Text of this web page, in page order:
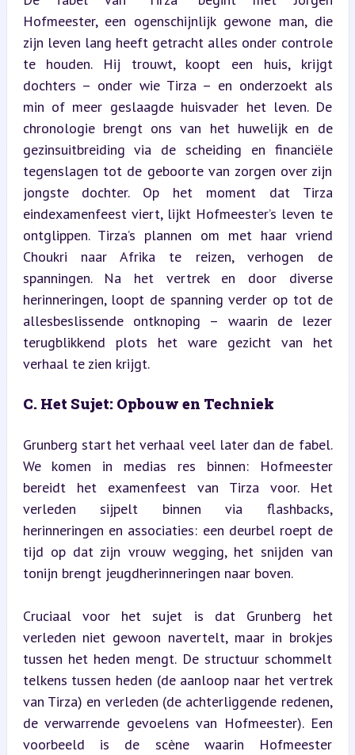
Hofmeester, een ogenschijnlijk gewone man, die
zijn leven lang heeft getracht alles onder controle
te houden. Hij trouwt, koopt een huis, krijgt
dochters – onder wie Tirza – en onderzoekt als
min of meer geslaagde huisvader het leven. De
chronologie brengt ons van het huwelijk en de
gezinsuitbreiding via de scheiding en financiële
tegenslagen tot de geboorte van zorgen over zijn
jongste dochter. Op het moment dat Tirza
eindexamenfeest viert, lijkt Hofmeester’s leven te
ontglippen. Tirza’s plannen om met haar vriend
Choukri naar Afrika te reizen, verhogen de
spanningen. Na het vertrek en door diverse
herinneringen, loopt de spanning verder op tot de
allesbeslissende ontknoping – waarin de lezer
terugblikkend plots het ware gezicht van het
verhaal te zien krijgt.
C. Het Sujet: Opbouw en Techniek
Grunberg start het verhaal veel later dan de fabel.
We komen in medias res binnen: Hofmeester
bereidt het examenfeest van Tirza voor. Het
verleden sijpelt binnen via flashbacks,
herinneringen en associaties: een deurbel roept de
tijd op dat zijn vrouw wegging, het snijden van
tonijn brengt jeugdherinneringen naar boven.
Cruciaal voor het sujet is dat Grunberg het
verleden niet gewoon navertelt, maar in brokjes
tussen het heden mengt. De structuur schommelt
telkens tussen heden (de aanloop naar het vertrek
van Tirza) en verleden (de achterliggende redenen,
de verwarrende gevoelens van Hofmeester). Een
voorbeeld is de scène waarin Hofmeester